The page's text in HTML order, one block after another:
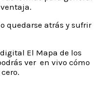
quedarse atrás y sufrir
El Mapa de los
ver en vivo cómo